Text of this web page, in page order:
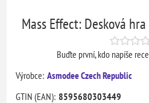
Mass Effect: Desková
Buďte první, kdo napíše
Výrobce: Asmodee Czech Republic
GTIN (EAN): 8595680303449